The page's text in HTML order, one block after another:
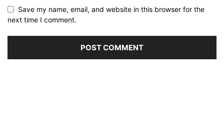
Save my name, email, and website in this browser for the
next time I comment.